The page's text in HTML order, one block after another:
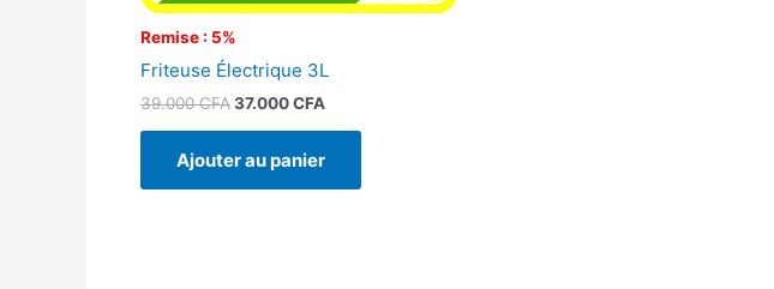
Remise : 5%
Friteuse Électrique 3L
39.000CFA37.000CFA
Ajouter au panier